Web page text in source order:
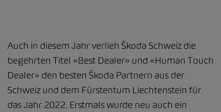
Auch in diesem Jahr verlieh Škoda Schweiz die
begehrten Titel «Best Dealer» und «Human Touch
Dealer» den besten Škoda Partnern aus der
Schweiz und dem Fürstentum Liechtenstein für
das Jahr 2022. Erstmals wurde neu auch ein